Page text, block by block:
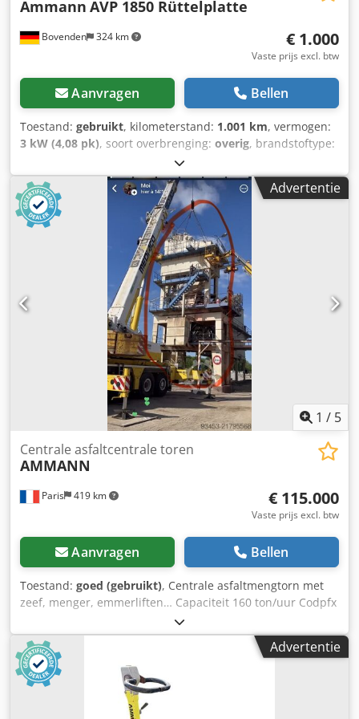
Bovenden 324 km
Ammann AVP 1850 Rüttelplatte
€ 1.000
Vaste prijs excl. btw
Aanvragen Bellen
Toestand: gebruikt, kilometerstand: 1.001 km, vermogen:
3 kW (4,08 pk), soort overbrenging: overig, brandstoftype:
, leeggewicht:
01/2006, Bouwjaar:2006, bestuurderscabine:overig,
Voertuiglocatie: Bovenden, Hatz dieselmotor! Accessoire-
informatie zonder garantie, wijzigingen, tussentijdse
verkoop en vergissingen voorbehouden! Cedpfx Ahsxy Sw
Advertentie
1 / 5
Paris 419 km
Centrale asfaltcentrale toren
AMMANN
€ 115.000
Vaste prijs excl. btw
Aanvragen Bellen
Toestand: goed (gebruikt), Centrale asfaltmengtorn met
zeef, menger, emmerliften… Capaciteit 160 ton/uur Codpfx
Advertentie